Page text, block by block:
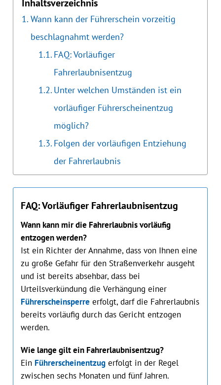
Inhaltsverzeichnis
Wann kann der Führerschein vorzeitig
beschlagnahmt werden?
FAQ: Vorläufiger
Fahrerlaubnisentzug
Unter welchen Umständen ist ein
vorläufiger Führerscheinentzug
möglich?
Folgen der vorläufigen Entziehung
der Fahrerlaubnis
FAQ: Vorläufiger Fahrerlaubnisentzug
Wann kann mir die Fahrerlaubnis vorläufig
entzogen werden?
Ist ein Richter der Annahme, dass von Ihnen eine
zu große Gefahr für den Straßenverkehr ausgeht
und ist bereits absehbar, dass bei
Urteilsverkündung die Verhängung einer
Führerscheinsperre erfolgt, darf die Fahrerlaubnis
bereits vorläufig durch das Gericht entzogen
werden.
Wie lange gilt ein Fahrerlaubnisentzug?
Ein Führerscheinentzugerfolgt in der Regel
zwischen sechs Monaten und fünf Jahren.